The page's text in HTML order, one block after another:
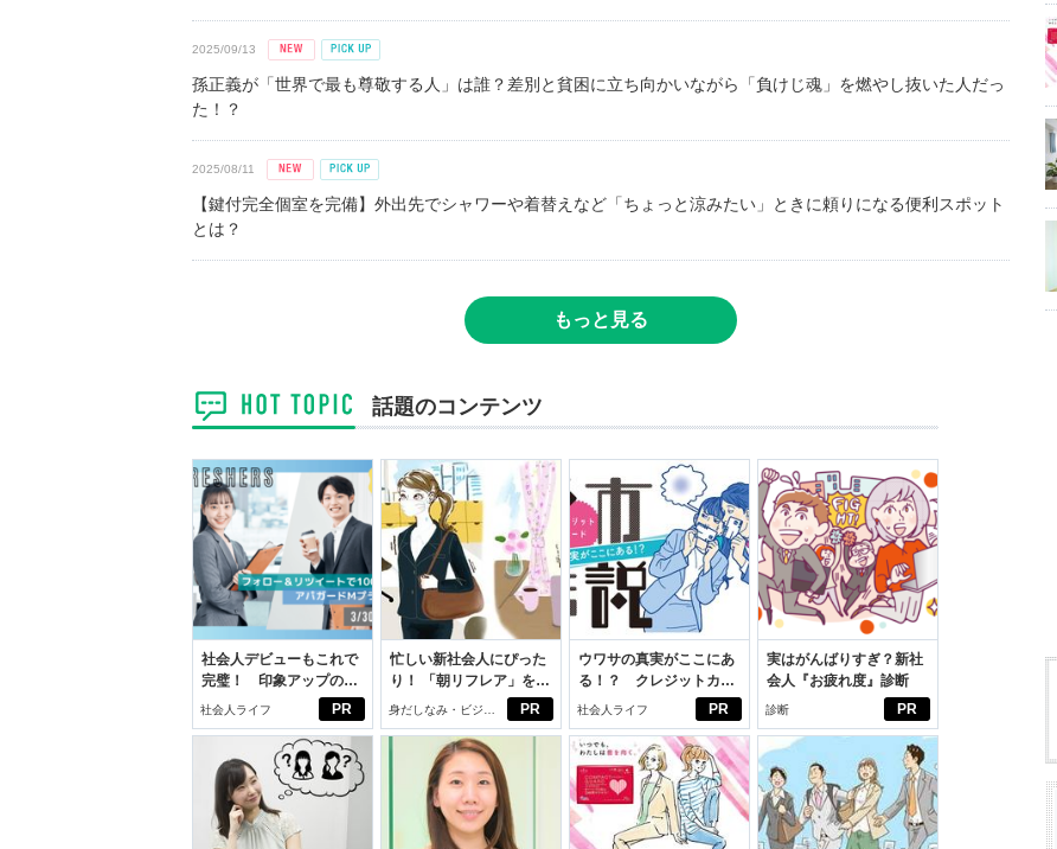
2025/09/13
孫正義が「世界で最も尊敬する人」は誰？差別と貧困に立ち向かいながら「負けじ魂」を燃やし抜いた人だっ
た！？
2025/08/11
【鍵付完全個室を完備】外出先でシャワーや着替えなど「ちょっと涼みたい」ときに頼りになる便利スポット
とは？
もっと見る
話題のコンテンツ
PR
社会人デビューもこれで
完璧！ 印象アップのセ
ルフプロデュース術
社会人ライフ PR
忙しい新社会人にぴった
り！ 「朝リフレア」をは
じめよう。しっかりニオ
イケアして24時間快適。
身だしなみ・ビジネ
スアイテム
PR
ウワサの真実がここにあ
る！？ クレジットカー
ドの都市伝説
社会人ライフ PR
実はがんばりすぎ？新社
会人『お疲れ度』診断
診断